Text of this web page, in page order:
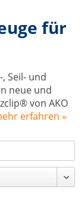
für
Seil- und
neue und
von AKO
erfahren »